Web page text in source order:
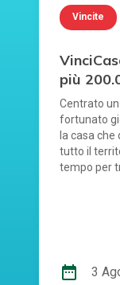
Vincite
più
Centrato un
fortunato
la casa
tutto il
tempo per
date_range 3